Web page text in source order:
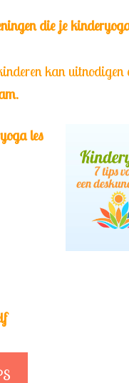
die je
kan uitnodigen
.
les